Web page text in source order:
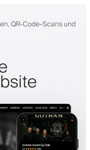
QR-Code-Scans und